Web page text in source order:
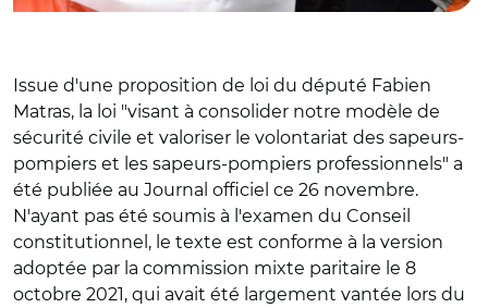
Issue d'une proposition de loi du député Fabien
Matras, la loi "visant à consolider notre modèle de
sécurité civile et valoriser le volontariat des sapeurs-
pompiers et les sapeurs-pompiers professionnels" a
été publiée au Journal officiel ce 26 novembre.
N'ayant pas été soumis à l'examen du Conseil
constitutionnel, le texte est conforme à la version
adoptée par la commission mixte paritaire le 8
octobre 2021, qui avait été largement vantée lors du